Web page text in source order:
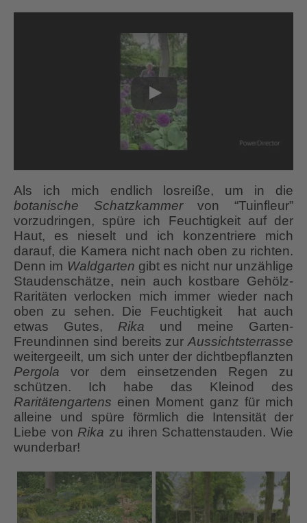
Als ich mich endlich losreiße, um in die
botanische Schatzkammervon “Tuinfleur”
vorzudringen, spüre ich Feuchtigkeit auf der
Haut, es nieselt und ich konzentriere mich
darauf, die Kamera nicht nach oben zu richten.
Denn im Waldgarten gibt es nicht nur unzählige
Staudenschätze, nein auch kostbare Gehölz-
Raritäten verlocken mich immer wieder nach
oben zu sehen. Die Feuchtigkeit hat auch
etwas Gutes, Rika und meine Garten-
Freundinnen sind bereits zur Aussichtsterrasse
weitergeeilt, um sich unter der dichtbepflanzten
Pergola vor dem einsetzenden Regen zu
schützen. Ich habe das Kleinod des
Raritätengartens einen Moment ganz für mich
alleine und spüre förmlich die Intensität der
Liebe von Rika zu ihren Schattenstauden. Wie
wunderbar!